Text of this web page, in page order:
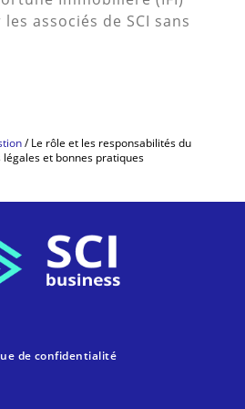
associés de SCI sans
/Le rôle et les responsabilités du
légales et bonnes pratiques
de confidentialité